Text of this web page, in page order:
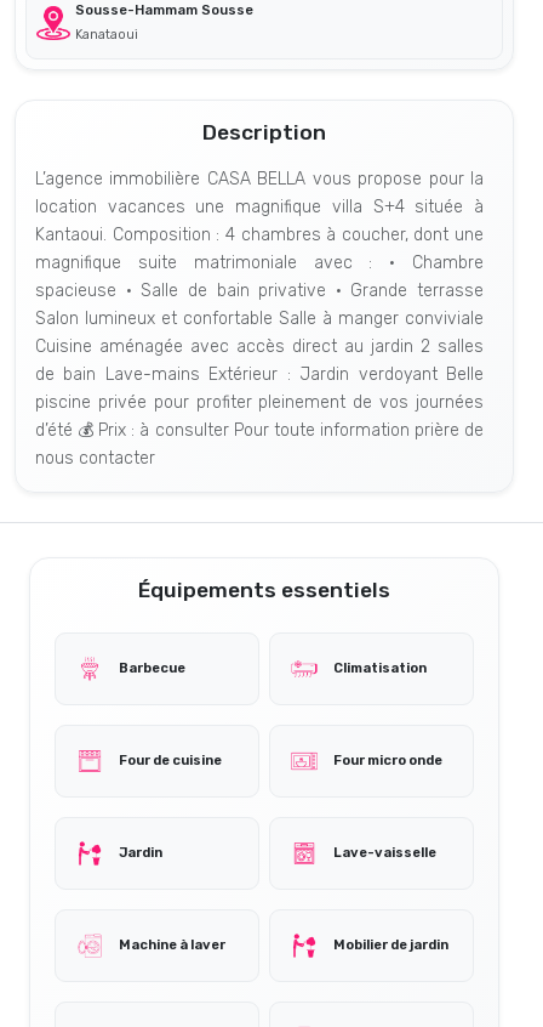
Sousse-Hammam Sousse
Kanataoui
Description
L’agence immobilière CASA BELLA vous propose pour la
location vacances une magnifique villa S+4 située à
Kantaoui. Composition : 4 chambres à coucher, dont une
magnifique suite matrimoniale avec : • Chambre
spacieuse • Salle de bain privative • Grande terrasse
Salon lumineux et confortable Salle à manger conviviale
Cuisine aménagée avec accès direct au jardin 2 salles
de bain Lave-mains Extérieur : Jardin verdoyant Belle
piscine privée pour profiter pleinement de vos journées
d’été 💰 Prix : à consulter Pour toute information prière de
nous contacter
Équipements essentiels
Barbecue Climatisation
Four de cuisine Four micro onde
Jardin Lave-vaisselle
Machine à laver Mobilier de jardin